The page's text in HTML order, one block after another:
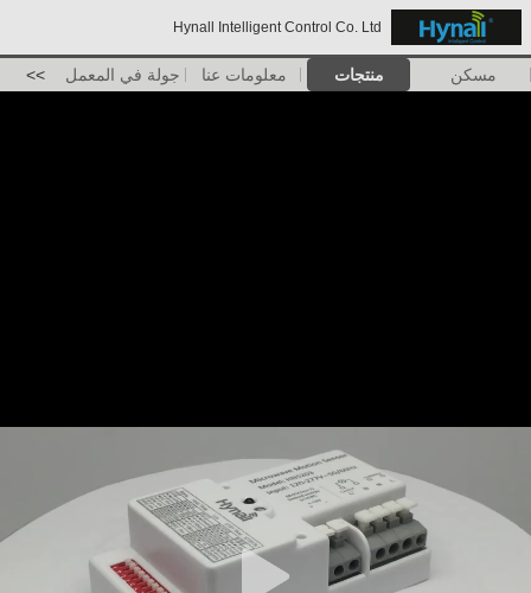
Hynall Intelligent Control Co. Ltd
مسكن منتجات معلومات عنا جولة في المعمل >>